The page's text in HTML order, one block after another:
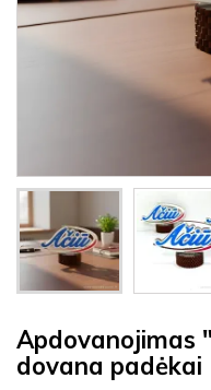
Apdovanojimas
dovana padėkai